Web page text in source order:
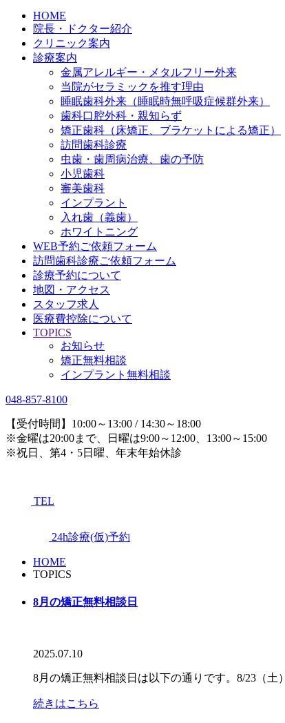
HOME
院長・ドクター紹介
クリニック案内
診療案内
金属アレルギー・メタルフリー外来
当院がセラミックを推す理由
睡眠歯科外来（睡眠時無呼吸症候群外来）
歯科口腔外科・親知らず
矯正歯科（床矯正、ブラケットによる矯正）
訪問歯科診療
虫歯・歯周病治療、歯の予防
小児歯科
審美歯科
インプラント
入れ歯（義歯）
ホワイトニング
WEB予約ご依頼フォーム
訪問歯科診療ご依頼フォーム
診療予約について
地図・アクセス
スタッフ求人
医療費控除について
TOPICS
お知らせ
矯正無料相談
インプラント無料相談
048-857-8100
【受付時間】10:00～13:00 / 14:30～18:00
※金曜は20:00まで、日曜は9:00～12:00、13:00～15:00
※祝日、第4・5日曜、年末年始休診
TEL
24h診療(仮)予約
HOME
TOPICS
8月の矯正無料相談日
2025.07.10
8月の矯正無料相談日は以下の通りです。8/23（土
続きはこちら